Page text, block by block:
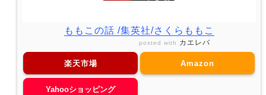
ももこの話 /集英社/さくらももこ
posted with カエレバ
楽天市場 Amazon
Yahooショッピング